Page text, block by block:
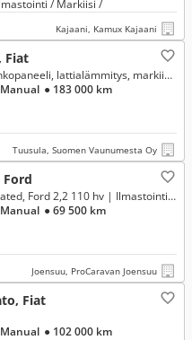
/ Markiisi /
Kajaani, Kamux Kajaani
Fiat
2.3, Alcove, Aurinkopaneeli, lattialämmitys, markiisi, p-teline, vuodepaikat jopa seitsemälle, takakylppäri, suihku, 2 x renkaat YM
● 183 000 km
Tuusula, Suomen Vaunumesta Oy
Ford
2.2, Semi-Intergrated, Ford 2,2 110 hv | Ilmastointi, pitkittäinen parivuode
● 69 500 km
Joensuu, ProCaravan Joensuu
Fiat
● 102 000 km